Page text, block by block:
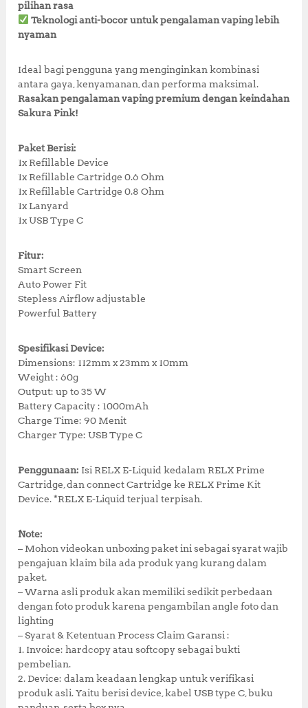
pilihan rasa
Teknologi anti-bocor untuk pengalaman vaping lebih
nyaman
Ideal bagi pengguna yang menginginkan kombinasi
antara gaya, kenyamanan, dan performa maksimal.
Rasakan pengalaman vaping premium dengan keindahan
Sakura Pink!
Paket Berisi:
1x Refillable Device
1x Refillable Cartridge 0.6 Ohm
1x Refillable Cartridge 0.8 Ohm
1x Lanyard
1x USB Type C
Fitur:
Smart Screen
Auto Power Fit
Stepless Airflow adjustable
Powerful Battery
Spesifikasi Device:
Dimensions: 112mm x 23mm x 10mm
Weight : 60g
Output: up to 35 W
Battery Capacity : 1000mAh
Charge Time: 90 Menit
Charger Type: USB Type C
Penggunaan: Isi RELX E-Liquid kedalam RELX Prime
Cartridge, dan connect Cartridge ke RELX Prime Kit
Device. *RELX E-Liquid terjual terpisah.
Note:
– Mohon videokan unboxing paket ini sebagai syarat wajib
pengajuan klaim bila ada produk yang kurang dalam
paket.
– Warna asli produk akan memiliki sedikit perbedaan
dengan foto produk karena pengambilan angle foto dan
lighting
– Syarat & Ketentuan Process Claim Garansi :
1. Invoice: hardcopy atau softcopy sebagai bukti
pembelian.
2. Device: dalam keadaan lengkap untuk verifikasi
produk asli. Yaitu berisi device, kabel USB type C, buku